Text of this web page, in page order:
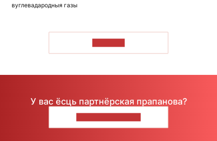
вуглевадародныя газы
У вас ёсць партнёрская прапанова?